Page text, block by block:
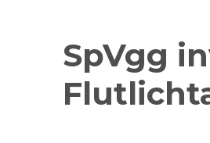
SpVgg